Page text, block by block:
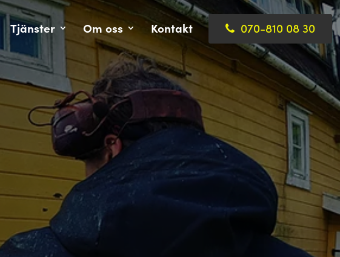
Tjänster Om oss Kontakt 070-810 08 30
Skicka prisförfrågan